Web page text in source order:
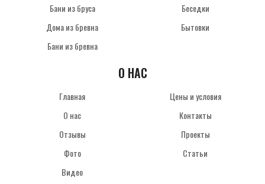
Бани из бруса
Дома из бревна
Бани из бревна
Беседки
Бытовки
О НАС
Главная
О нас
Отзывы
Фото
Видео
Цены и условия
Контакты
Проекты
Статьи